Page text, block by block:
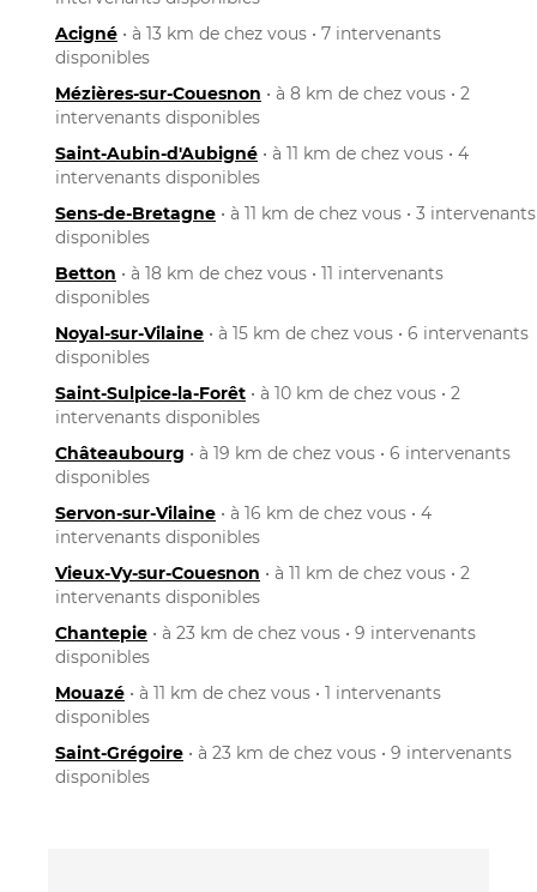
Acigné • à 13 km de chez vous • 7 intervenants
disponibles
Mézières-sur-Couesnon • à 8 km de chez vous • 2
intervenants disponibles
Saint-Aubin-d'Aubigné • à 11 km de chez vous • 4
intervenants disponibles
Sens-de-Bretagne • à 11 km de chez vous • 3 intervenants
disponibles
Betton • à 18 km de chez vous • 11 intervenants
disponibles
Noyal-sur-Vilaine • à 15 km de chez vous • 6 intervenants
disponibles
Saint-Sulpice-la-Forêt • à 10 km de chez vous • 2
intervenants disponibles
Châteaubourg • à 19 km de chez vous • 6 intervenants
disponibles
Servon-sur-Vilaine • à 16 km de chez vous • 4
intervenants disponibles
Vieux-Vy-sur-Couesnon • à 11 km de chez vous • 2
intervenants disponibles
Chantepie • à 23 km de chez vous • 9 intervenants
disponibles
Mouazé • à 11 km de chez vous • 1 intervenants
disponibles
Saint-Grégoire • à 23 km de chez vous • 9 intervenants
disponibles